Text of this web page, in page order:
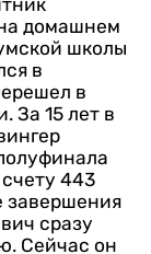
домашнем
школы
в
в
За 15 лет в
443
завершения
сразу
Сейчас он